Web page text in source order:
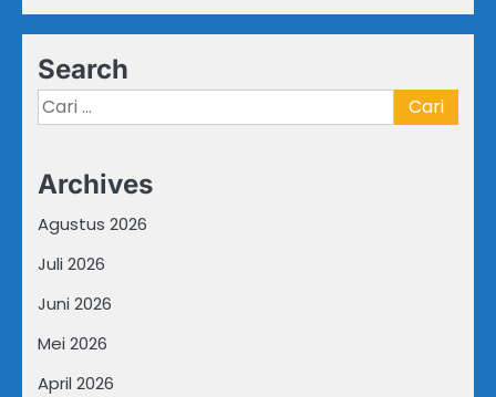
Search
Cari
untuk:
Archives
Agustus 2026
Juli 2026
Juni 2026
Mei 2026
April 2026